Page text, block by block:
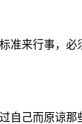
来行事，
己而原谅